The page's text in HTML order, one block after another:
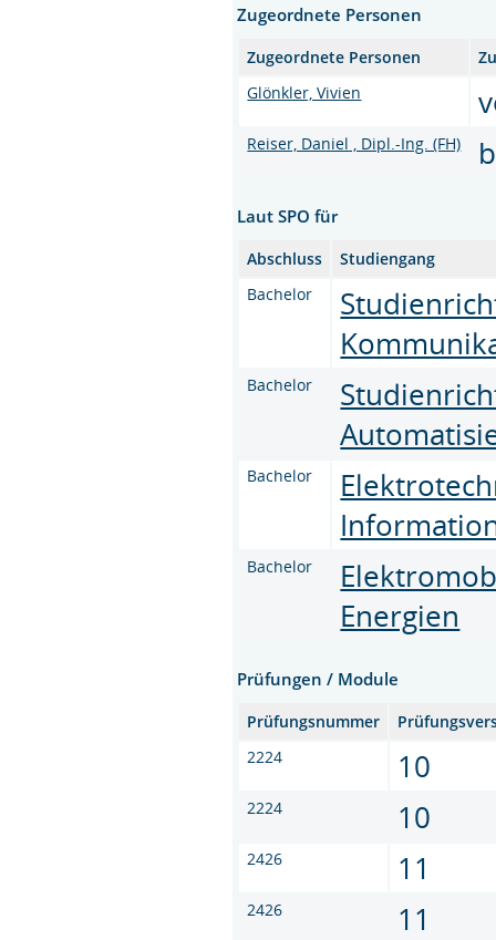
Zugeordnete Personen
Zugeordnete Personen
Glönkler, Vivien
Reiser, Daniel , Dipl.-Ing. (FH)
Laut SPO für
Abschluss
Studiengang
Bachelor
Bachelor
Bachelor
Bachelor
Energien
Prüfungen / Module
Prüfungsnummer
2224
10
2224 10
2426 11
2426 11